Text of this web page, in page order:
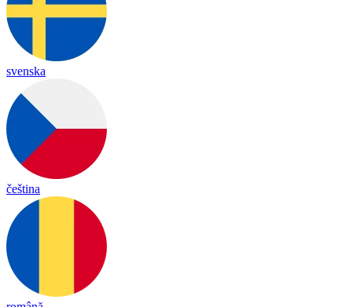
svenska
čeština